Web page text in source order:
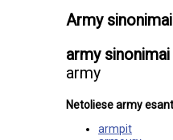
Army sinonimai
army sinonimai
army
Netoliese army
armpit